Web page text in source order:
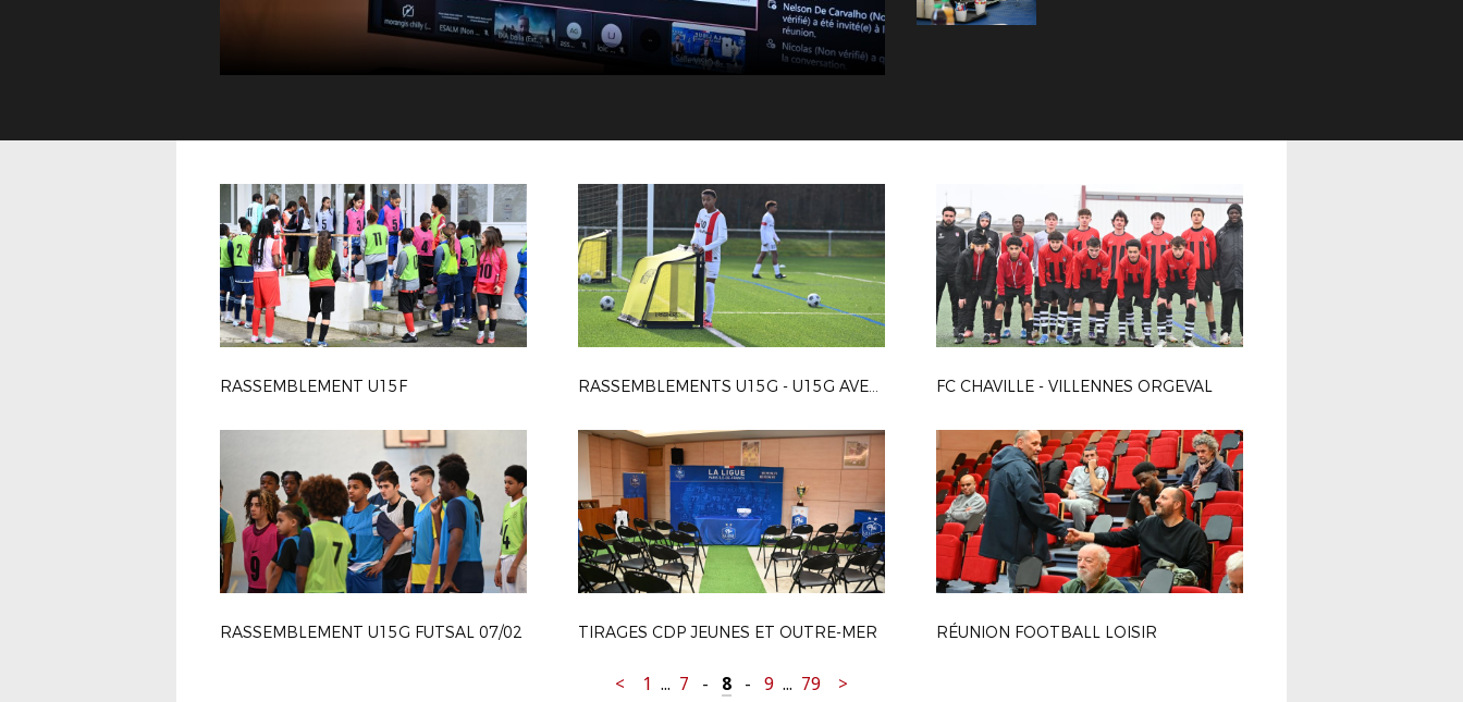
RASSEMBLEMENT U15F RASSEMBLEMENTS U15G - U15G AVENIR FC CHAVILLE - VILLENNES ORGEVAL
RASSEMBLEMENT U15G FUTSAL 07/02 TIRAGES CDP JEUNES ET OUTRE-MER RÉUNION FOOTBALL LOISIR
< 1 ... 7 - 8 - 9 ... 79 >